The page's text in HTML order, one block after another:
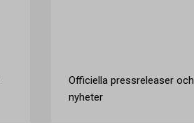
Officiella pressreleaser och
nyheter